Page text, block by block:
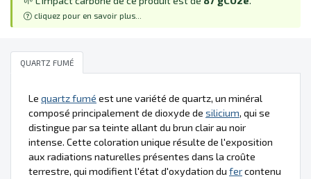
cliquez pour en savoir plus...
QUARTZ FUMÉ
Le quartz fumé est une variété de quartz, un minéral
composé principalement de dioxyde de silicium, qui se
distingue par sa teinte allant du brun clair au noir
intense. Cette coloration unique résulte de l'exposition
aux radiations naturelles présentes dans la croûte
terrestre, qui modifient l'état d'oxydation du fercontenu